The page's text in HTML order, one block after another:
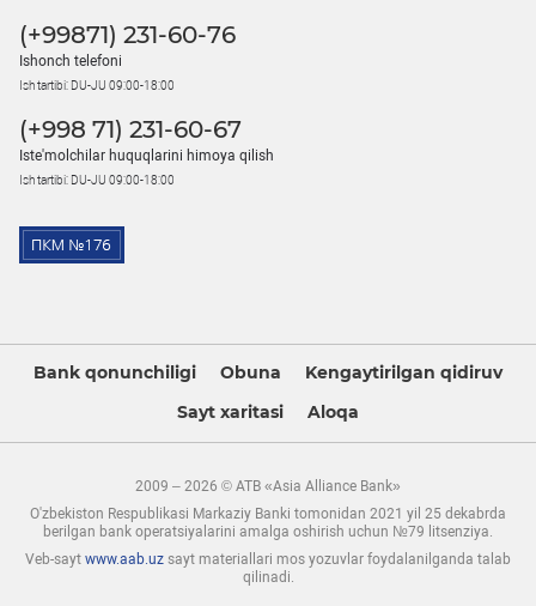
(+99871) 231-60-76
Ishonch telefoni
Ish tartibi: DU-JU 09:00-18:00
(+998 71) 231-60-67
Iste'molchilar huquqlarini himoya qilish
Ish tartibi: DU-JU 09:00-18:00
Bank qonunchiligi Obuna
Kengaytirilgan qidiruv
Sayt xaritasi
Aloqa
2009 – 2026 © ATB «Asia Alliance Bank»
O'zbekiston Respublikasi Markaziy Banki tomonidan 2021 yil 25 dekabrda
berilgan bank operatsiyalarini amalga oshirish uchun №79 litsenziya.
Veb-sayt www.aab.uz sayt materiallari mos yozuvlar foydalanilganda talab
qilinadi.